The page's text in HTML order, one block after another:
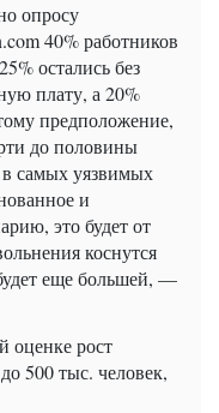
опросу
40% работников
остались без
плату, а 20%
предположение,
до половины
самых уязвимых
и
это будет от
коснутся
еще большей, —
оценке рост
500 тыс. человек,